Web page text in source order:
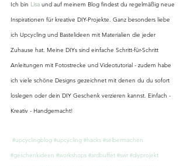
Ich bin Lisa und auf meinem Blog findest du regelmäßig neue
Inspirationen für kreative DIY-Projekte. Ganz besonders liebe
ich Upcycling und Bastelideen mit Materialien die jeder
Zuhause hat. Meine DIYs sind einfache Schritt-für-Schritt
Anleitungen mit Fotostrecke und Videotutorial - zudem habe
ich viele schöne Designs gezeichnet mit denen du du sofort
loslegen oder dein DIY Geschenk verzieren kannst. Einfach -
Kreativ - Handgemacht!
#upcyclingblog #upcycling #hacks #selbermachen
#geschenkideen #workshops #ardbuffet #swr #diyprojekt